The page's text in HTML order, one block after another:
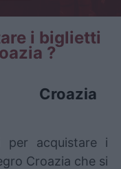
i biglietti
?
Croazia
per acquistare i
Croazia che si